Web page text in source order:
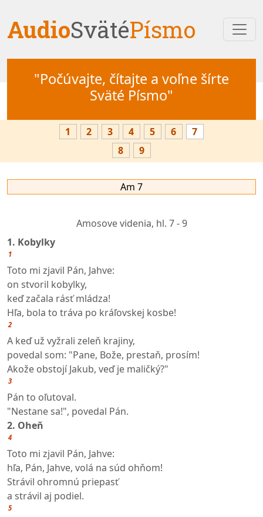
AudioSvätéPísmo
"Počúvajte, čítajte a voľne šírte
Sväté Písmo"
1 2 3 4 5 6
7
8
9
Am 7
Amosove videnia, hl. 7 - 9
1. Kobylky
1
Toto mi zjavil Pán, Jahve:
on stvoril kobylky,
keď začala rásť mládza!
Hľa, bola to tráva po kráľovskej kosbe!
2
A keď už vyžrali zeleň krajiny,
povedal som: "Pane, Bože, prestaň, prosím!
Akože obstojí Jakub, veď je maličký?"
3
Pán to oľutoval.
"Nestane sa!", povedal Pán.
2. Oheň
4
Toto mi zjavil Pán, Jahve:
hľa, Pán, Jahve, volá na súd ohňom!
Strávil ohromnú priepasť
a strávil aj podiel.
5